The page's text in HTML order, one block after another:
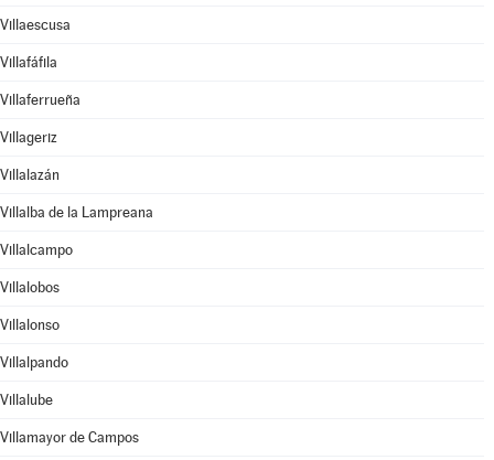
Villaescusa
Villafáfila
Villaferrueña
Villageriz
Villalazán
Villalba de la Lampreana
Villalcampo
Villalobos
Villalonso
Villalpando
Villalube
Villamayor de Campos